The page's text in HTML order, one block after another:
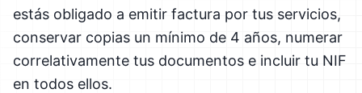
estás obligado a emitir factura por tus servicios,
conservar copias un mínimo de 4 años, numerar
correlativamente tus documentos e incluir tu NIF
en todos ellos.